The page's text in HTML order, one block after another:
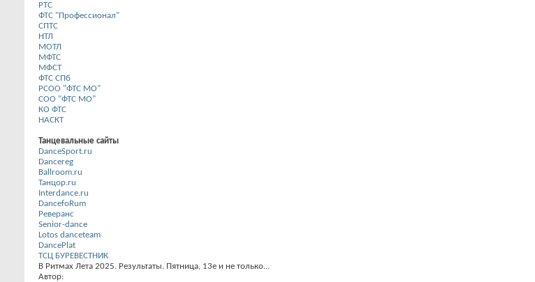
РТС
ФТС "Профессионал"
СПТС
НТЛ
МОТЛ
МФТС
МФСТ
ФТС СПб
РСОО "ФТС МО"
СОО "ФТС МО"
КО ФТС
НАСКТ
Танцевальные сайты
DanceSport.ru
Dancereg
Ballroom.ru
Танцор.ru
Interdance.ru
DancefoRum
Реверанс
Senior-dance
Lotos danceteam
DancePlat
ТСЦ БУРЕВЕСТНИК
В Ритмах Лета 2025. Результаты. Пятница, 13е и не только...
Автор: